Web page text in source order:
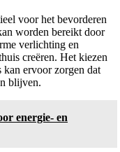
voor het bevorderen
worden bereikt door
verlichting en
creëren. Het kiezen
kan ervoor zorgen dat
blijven.
energie- en